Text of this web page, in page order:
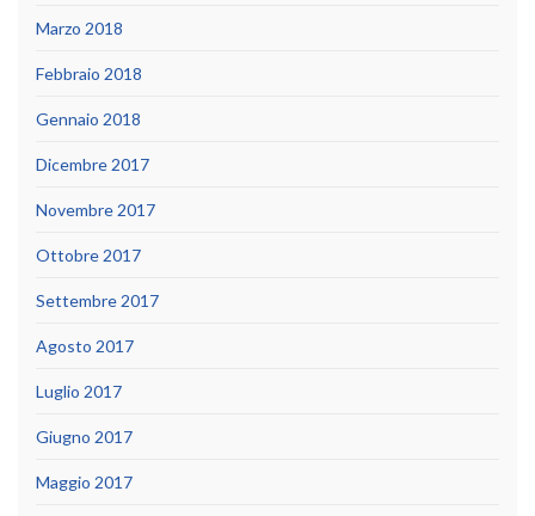
Marzo 2018
Febbraio 2018
Gennaio 2018
Dicembre 2017
Novembre 2017
Ottobre 2017
Settembre 2017
Agosto 2017
Luglio 2017
Giugno 2017
Maggio 2017